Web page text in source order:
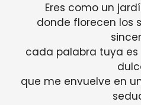
Eres como un
donde florecen los
cada palabra tuya
que me envuelve en